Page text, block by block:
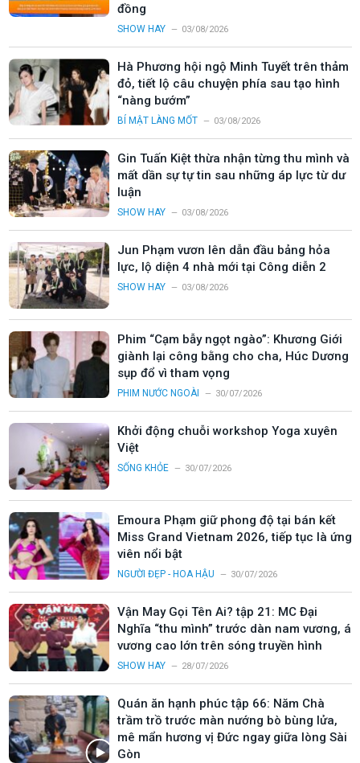
đồng
SHOW HAY 03/08/2026
Hà Phương hội ngộ Minh Tuyết trên thảm
đỏ, tiết lộ câu chuyện phía sau tạo hình
“nàng bướm”
BÍ MẬT LÀNG MỐT 03/08/2026
Gin Tuấn Kiệt thừa nhận từng thu mình và
mất dần sự tự tin sau những áp lực từ dư
luận
SHOW HAY 03/08/2026
Jun Phạm vươn lên dẫn đầu bảng hỏa
lực, lộ diện 4 nhà mới tại Công diễn 2
SHOW HAY 03/08/2026
Phim “Cạm bẫy ngọt ngào”: Khương Giới
giành lại công bằng cho cha, Húc Dương
sụp đổ vì tham vọng
PHIM NƯỚC NGOÀI 30/07/2026
Khởi động chuỗi workshop Yoga xuyên
Việt
SỐNG KHỎE 30/07/2026
Emoura Phạm giữ phong độ tại bán kết
Miss Grand Vietnam 2026, tiếp tục là ứng
viên nổi bật
NGƯỜI ĐẸP - HOA HẬU 30/07/2026
Vận May Gọi Tên Ai? tập 21: MC Đại
Nghĩa “thu mình” trước dàn nam vương, á
vương cao lớn trên sóng truyền hình
SHOW HAY 28/07/2026
Quán ăn hạnh phúc tập 66: Năm Chà
trầm trồ trước màn nướng bò bùng lửa,
mê mẩn hương vị Đức ngay giữa lòng Sài
Gòn